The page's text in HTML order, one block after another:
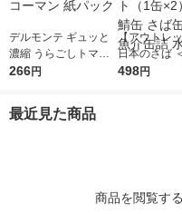
デルモンテ ギュッと
濃縮 うらごしトマト
200g 1セット（1個×
266円
【アウトレ
日本のさば
ば国内製造＞
498円
最近見た商品
商品を閲覧す